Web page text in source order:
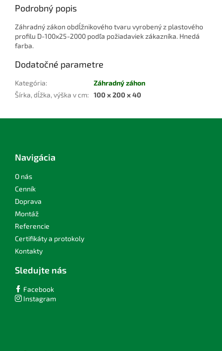
Podrobný popis
Záhradný zákon obdĺžnikového tvaru vyrobený z plastového
profilu D-100x25-2000 podľa požiadaviek zákazníka. Hnedá
farba.
Dodatočné parametre
Kategória:
Záhradný záhon
Šírka, dĺžka, výška v cm: 100 x 200 x 40
Navigácia
O nás
Cenník
Doprava
Montáž
Referencie
Certifikáty a protokoly
Kontakty
Sledujte nás
Facebook
Instagram